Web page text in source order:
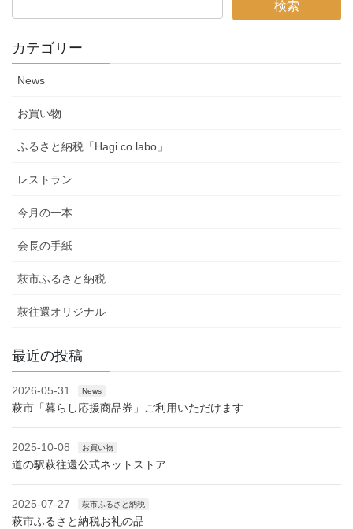
カテゴリー
News
お買い物
ふるさと納税「Hagi.co.labo」
レストラン
今月の一本
会長の手紙
萩市ふるさと納税
萩往還オリジナル
最近の投稿
2026-05-31 News
萩市「暮らし応援商品券」ご利用いただけます
2025-10-08 お買い物
道の駅萩往還公式ネットストア
2025-07-27 萩市ふるさと納税
萩市ふるさと納税お礼の品